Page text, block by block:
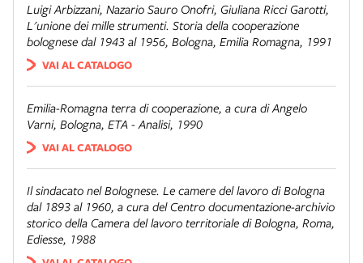
Luigi Arbizzani, Nazario Sauro Onofri, Giuliana Ricci Garotti,
L'unione dei mille strumenti. Storia della cooperazione
bolognese dal 1943 al 1956, Bologna, Emilia Romagna, 1991
VAI AL CATALOGO
Emilia-Romagna terra di cooperazione, a cura di Angelo
Varni, Bologna, ETA - Analisi, 1990
VAI AL CATALOGO
Il sindacato nel Bolognese. Le camere del lavoro di Bologna
dal 1893 al 1960, a cura del Centro documentazione-archivio
storico della Camera del lavoro territoriale di Bologna, Roma,
Ediesse, 1988